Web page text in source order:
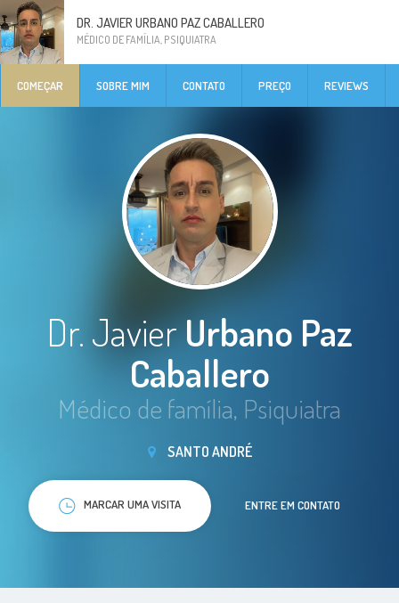
DR. JAVIER URBANO PAZ CABALLERO
MÉDICO DE FAMÍLIA, PSIQUIATRA
COMEÇAR SOBRE MIM CONTATO PREÇO REVIEWS
Dr. JavierUrbano Paz
Caballero
Médico de família, Psiquiatra
SANTO ANDRÉ
MARCAR UMA VISITA ENTRE EM CONTATO